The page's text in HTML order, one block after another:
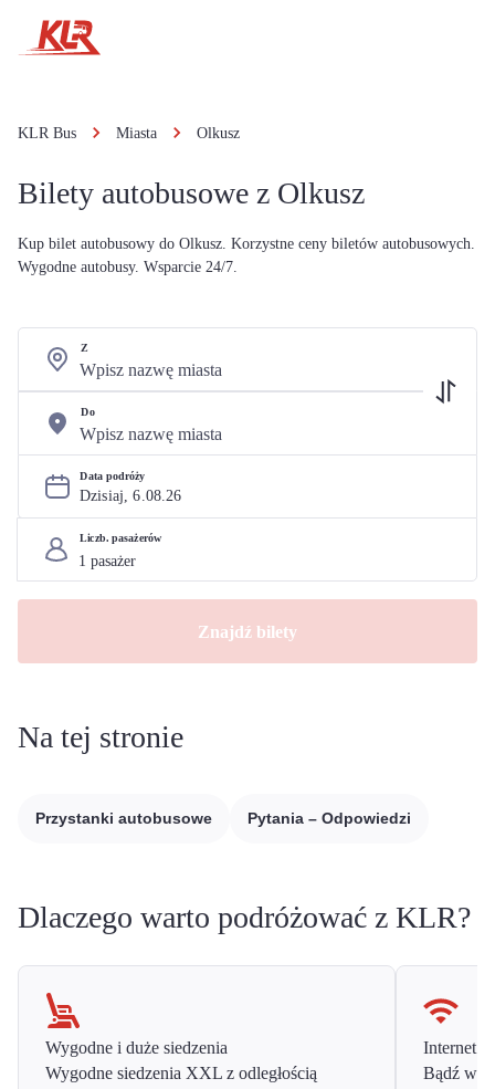
KLR Bus Miasta Olkusz
Bilety autobusowe z Olkusz
Kup bilet autobusowy do Olkusz. Korzystne ceny biletów autobusowych.
Wygodne autobusy. Wsparcie 24/7.
Z
Do
Data podróży
Dzisiaj, 6.08.26
Liczb. pasażerów
Znajdź bilety
Na tej stronie
Przystanki autobusowe Pytania – Odpowiedzi
Dlaczego warto podróżować z KLR?
Wygodne i duże siedzenia
Wygodne siedzenia XXL z odległością
Internet
Bądź w